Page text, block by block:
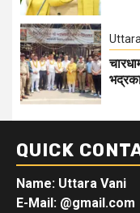
QUICK
Name: Uttara Vani
E-Mail: @gmail.com